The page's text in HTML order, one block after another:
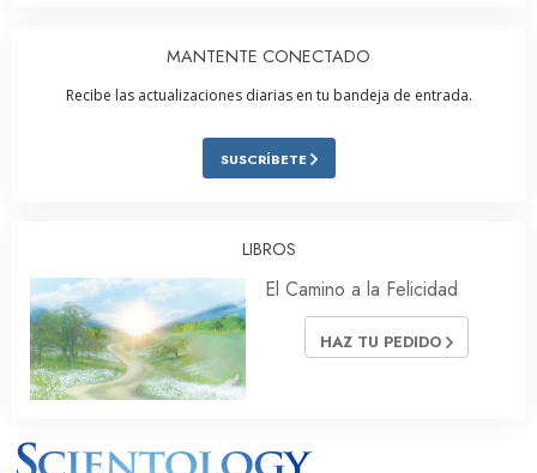
MANTENTE CONECTADO
Recibe las actualizaciones diarias en tu bandeja de entrada.
SUSCRÍBETE
LIBROS
El Camino a la Felicidad
HAZ TU PEDIDO